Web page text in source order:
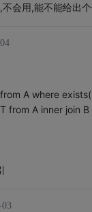
会用,能不能给出
A where
from A inner join B